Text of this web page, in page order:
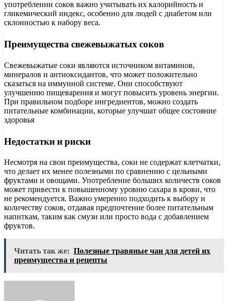
употреблении соков важно учитывать их калорийность и
гликемический индекс, особенно для людей с диабетом или
склонностью к набору веса.
Преимущества свежевыжатых соков
Свежевыжатые соки являются источником витаминов,
минералов и антиоксидантов, что может положительно
сказаться на иммунной системе. Они способствуют
улучшению пищеварения и могут повысить уровень энергии.
При правильном подборе ингредиентов, можно создать
питательные комбинации, которые улучшат общее состояние
здоровья
Недостатки и риски
Несмотря на свои преимущества, соки не содержат клетчатки,
что делает их менее полезными по сравнению с цельными
фруктами и овощами. Употребление больших количеств соков
может привести к повышенному уровню сахара в крови, что
не рекомендуется. Важно умеренно подходить к выбору и
количеству соков, отдавая предпочтение более питательным
напиткам, таким как смузи или просто вода с добавлением
фруктов.
Читать так же: Полезные травяные чаи для детей их
преимущества и рецепты